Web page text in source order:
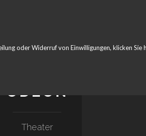
ODEON
Theater
oder Widerruf von Einwilligungen, klicken Sie